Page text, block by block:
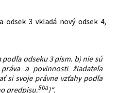
odsek 3 vkladá nový odsek 4,
podľa odseku 3 písm. b) nie sú
a povinnosti žiadateľa
si svoje právne vzťahy podľa
predpisu.5ba)“.